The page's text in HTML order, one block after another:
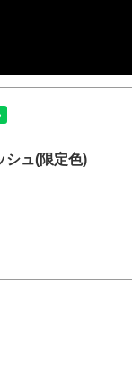
シュ(限定色)